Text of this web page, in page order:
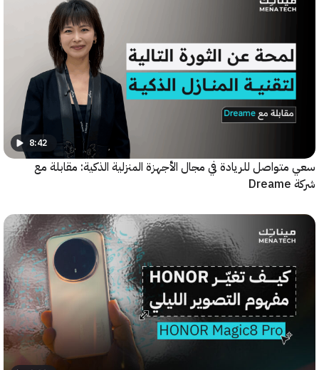
8:42
للريادة في مجال الأجهزة المنزلية الذكية: مقابلة مع